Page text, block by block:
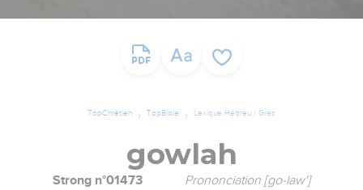
TopChrétien TopBible Lexique Hébreu / Grec
gowlah
Strong n°01473 Prononciation [go-law']